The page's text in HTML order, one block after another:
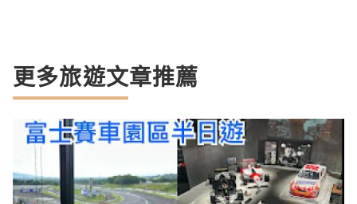
更多旅遊文章推薦